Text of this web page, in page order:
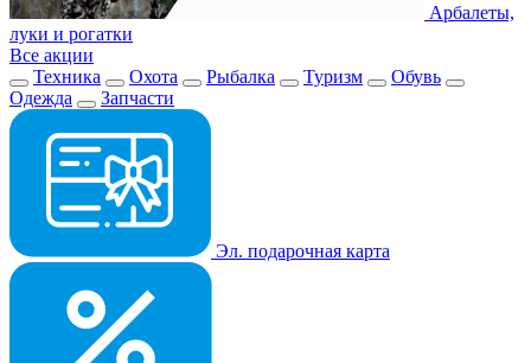
Арбалеты,
луки и рогатки
Все акции
Техника
Охота Рыбалка Туризм
Обувь
Одежда
Запчасти
Эл. подарочная карта